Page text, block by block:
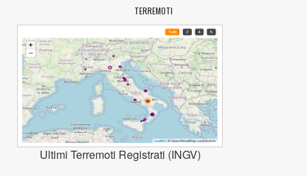
TERREMOTI
Ultimi Terremoti Registrati (INGV)